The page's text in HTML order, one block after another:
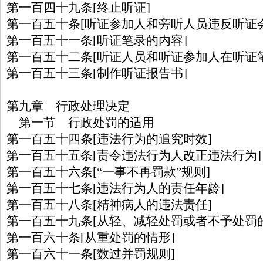
第一百四十九条[终止听证]
第一百五十条[听证参加人和旁听人员违反听证
第一百五十一条[听证笔录的内容]
第一百五十二条[听证人员和听证参加人在听证
第一百五十三条[制作听证报告书]
第九章 行政处理决定
第一节 行政处罚的适用
第一百五十四条[违法行为的追究时效]
第一百五十五条[责令违法行为人改正违法行为]
第一百五十六条[“一事不再罚款”规则]
第一百五十七条[违法行为人的责任年龄]
第一百五十八条[精神病人的违法责任]
第一百五十九条[从轻、减轻处罚或者不予处罚
第一百六十条[从重处罚的情形]
第一百六十一条[数过并罚规则]